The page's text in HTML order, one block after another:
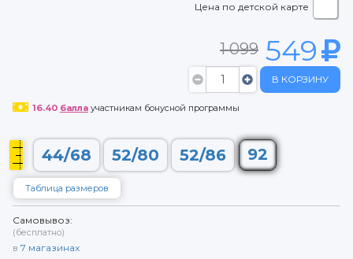
Цена по детской карте
1 099 549
В КОРЗИНУ
16.40 баллаучастникам бонусной программы
44/68 52/80 52/86 92
Таблица размеров
Самовывоз:
(бесплатно)
в 7 магазинах